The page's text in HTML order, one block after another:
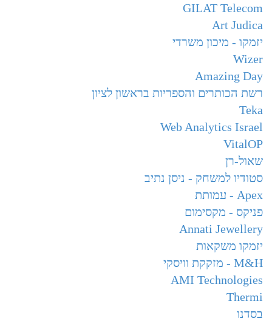
GILAT Telecom
Art Judica
יזמקו - מיכון משרדי
Wizer
Amazing Day
רשת הכותרים והספריות בראשון לציון
Teka
Web Analytics Israel
VitalOP
שאול-רן
סטודיו למשחק - ניסן נתיב
Apex - עמותת
פניקס - מקסימום
Annati Jewellery
יזמקו משקאות
M&H - מזקקת וויסקי
AMI Technologies
Thermi
בסדנו